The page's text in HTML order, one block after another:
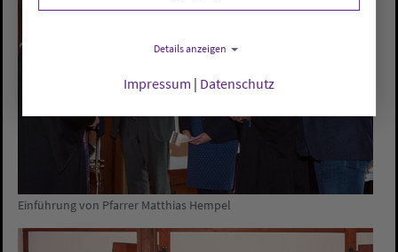
Einführung von Pfarrer Matthias Hempel
Details anzeigen
Impressum | Datenschutz